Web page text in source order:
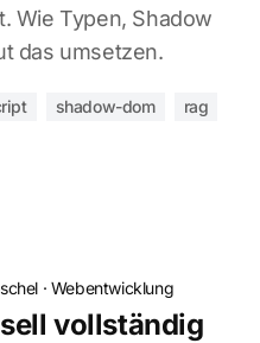
Wie Typen, Shadow
das umsetzen.
shadow-dom
rag
· Webentwicklung
vollständig